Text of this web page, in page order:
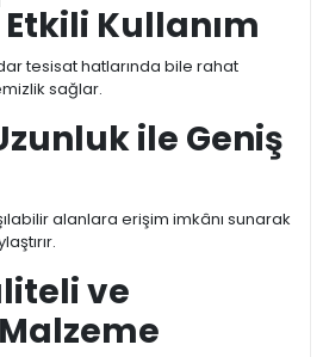
Kullanım
tesisat hatlarında bile rahat
sağlar.
ile Geniş
alanlara erişim imkânı sunarak
ve